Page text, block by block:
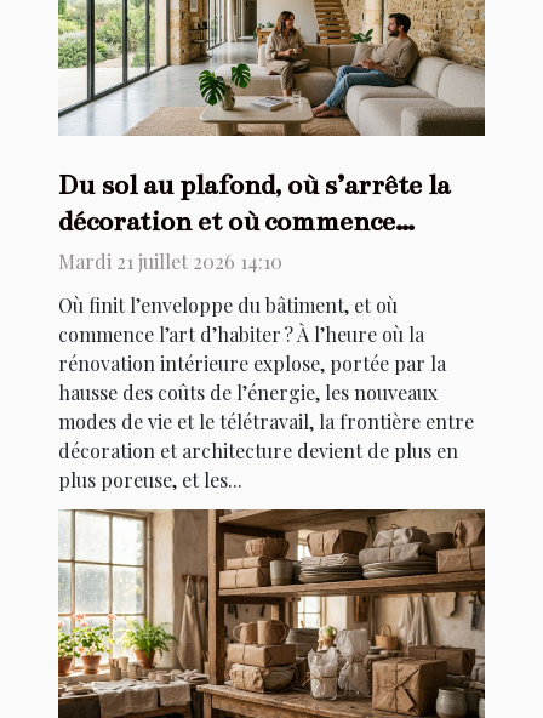
Du sol au plafond, où s’arrête la
décoration et où commence
l’architecture ?
Mardi 21 juillet 2026 14:10
Où finit l’enveloppe du bâtiment, et où
commence l’art d’habiter ? À l’heure où la
rénovation intérieure explose, portée par la
hausse des coûts de l’énergie, les nouveaux
modes de vie et le télétravail, la frontière entre
décoration et architecture devient de plus en
plus poreuse, et les...